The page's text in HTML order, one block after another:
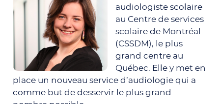
audiologiste scolaire
au Centre de services
scolaire de Montréal
(CSSDM), le plus
grand centre au
Québec. Elle y met en
place un nouveau service d’audiologie qui a
comme but de desservir le plus grand